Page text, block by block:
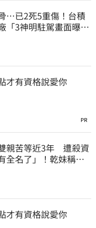
…已2死5重傷！台積
「3神明駐駕畫面曝
才有資格說愛你
PR
親苦等近3年 遭殺資
全名了」！乾妹稱賠
才有資格說愛你